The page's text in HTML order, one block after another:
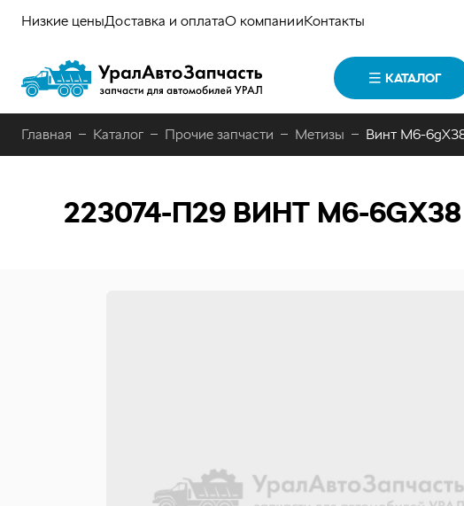
Низкие ценыДоставка и оплатаО компанииКонтакты
КАТАЛОГ
Главная Каталог Прочие запчасти Метизы Винт М6-
223074-П29 ВИНТ М6-6GХ38